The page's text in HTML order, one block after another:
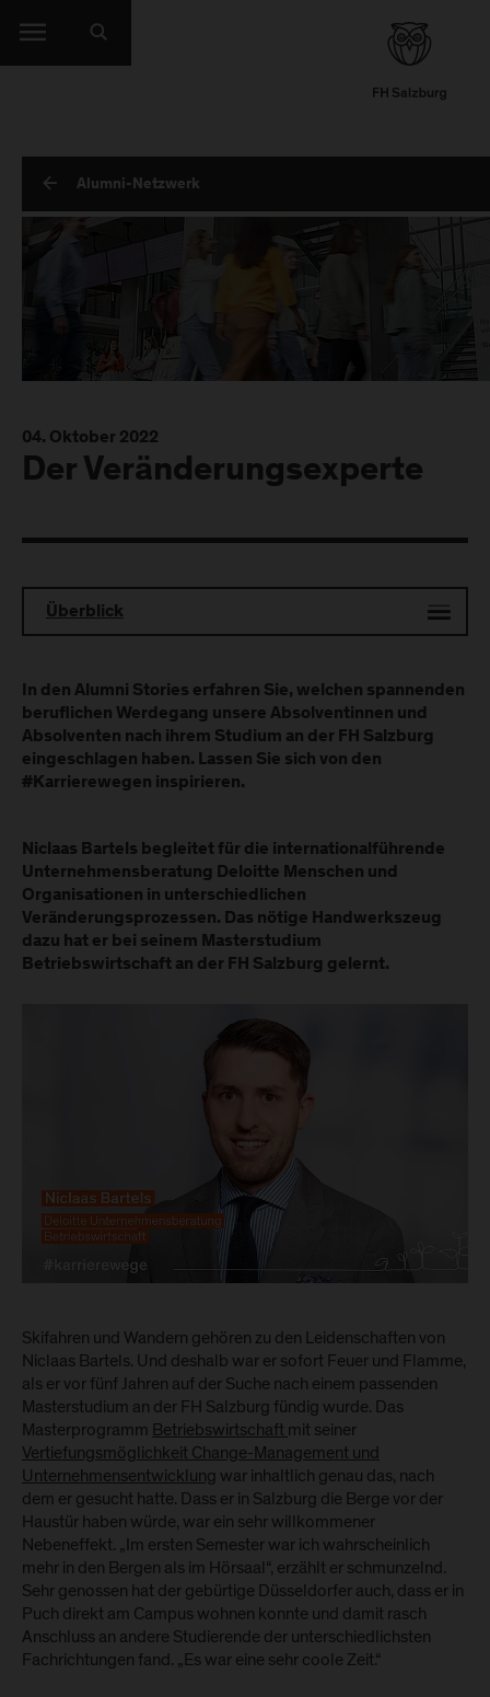
Alumni-Netzwerk
04. Oktober 2022
Der Veränderungsexperte
Überblick
In den Alumni Stories erfahren Sie, welchen spannenden
beruflichen Werdegang unsere Absolventinnen und
Absolventen nach ihrem Studium an der FH Salzburg
eingeschlagen haben. Lassen Sie sich von den
#Karrierewegen inspirieren.
Niclaas Bartels begleitet für die internationalführende
Unternehmensberatung Deloitte Menschen und
Organisationen in unterschiedlichen
Veränderungsprozessen. Das nötige Handwerkszeug
dazu hat er bei seinem Masterstudium
Betriebswirtschaft an der FH Salzburg gelernt.
Skifahren und Wandern gehören zu den Leidenschaften von
Niclaas Bartels. Und deshalb war er sofort Feuer und Flamme,
als er vor fünf Jahren auf der Suche nach einem passenden
Masterstudium an der FH Salzburg fündig wurde. Das
Masterprogramm Betriebswirtschaft mit seiner
Vertiefungsmöglichkeit Change-Management und
Unternehmensentwicklung war inhaltlich genau das, nach
dem er gesucht hatte. Dass er in Salzburg die Berge vor der
Haustür haben würde, war ein sehr willkommener
Nebeneffekt. „Im ersten Semester war ich wahrscheinlich
mehr in den Bergen als im Hörsaal“, erzählt er schmunzelnd.
Sehr genossen hat der gebürtige Düsseldorfer auch, dass er in
Puch direkt am Campus wohnen konnte und damit rasch
Anschluss an andere Studierende der unterschiedlichsten
Fachrichtungen fand. „Es war eine sehr coole Zeit.“